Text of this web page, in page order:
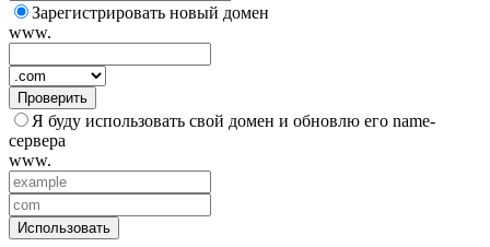
Зарегистрировать новый домен
www.
Проверить
Я буду использовать свой домен и обновлю его name-
сервера
www.
Использовать